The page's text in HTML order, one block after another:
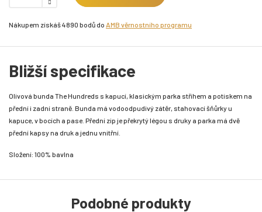
Nákupem získáš 4890 bodů do AMB věrnostního programu
Bližší specifikace
Olivová bunda The Hundreds s kapucí, klasickým parka střihem a potiskem na
přední i zadní straně. Bunda má vodoodpudivý zátěr, stahovací šňůrky u
kapuce, v bocích a pase. Přední zip je překrytý légou s druky a parka má dvě
přední kapsy na druk a jednu vnitřní.
Složení: 100% bavlna
Podobné produkty